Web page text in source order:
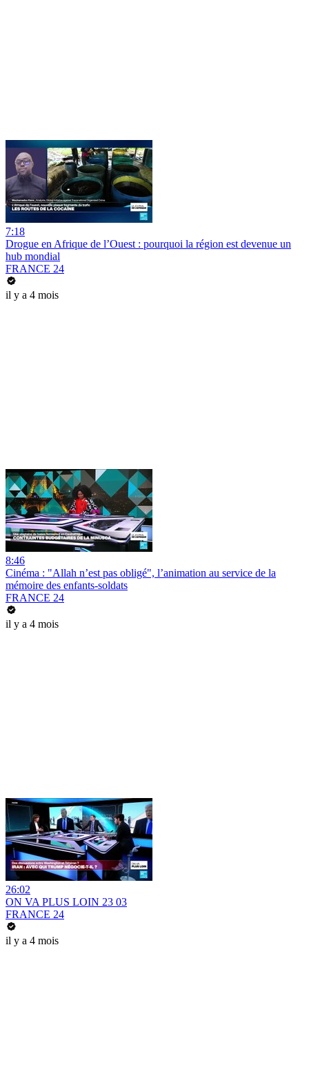
7:18
Drogue en Afrique de l’Ouest : pourquoi la région est devenue un
hub mondial
FRANCE 24
il y a 4 mois
8:46
Cinéma : "Allah n’est pas obligé", l’animation au service de la
mémoire des enfants-soldats
FRANCE 24
il y a 4 mois
26:02
ON VA PLUS LOIN 23 03
FRANCE 24
il y a 4 mois